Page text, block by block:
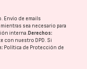
Envío de emails
sea necesario para
interna. Derechos:
con nuestro DPD. Si
Política de Protección de